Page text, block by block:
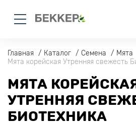
Главная Каталог Семена
Мята
Мята корейская Утренняя свежесть
МЯТА
УТРЕННЯЯ
БИОТЕХНИКА